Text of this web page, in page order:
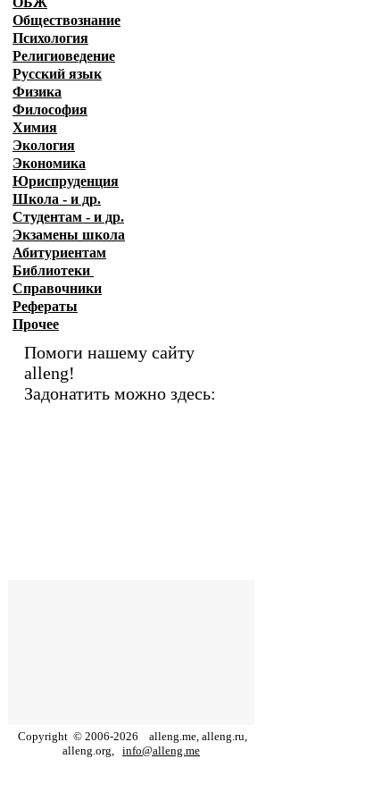
Обществознание
Психология
Религиоведение
Русский язык
Физика
Философия
Химия
Экология
Экономика
Юриспруденция
Школа - и др.
Студентам - и др.
Экзамены школа
Абитуриентам
Библиотеки
Справочники
Рефераты
Прочее
Помоги нашему сайту
alleng!
Задонатить можно здесь:
Copyright © 2006-2026
alleng.me, alleng.ru,
alleng.org, info@alleng.me